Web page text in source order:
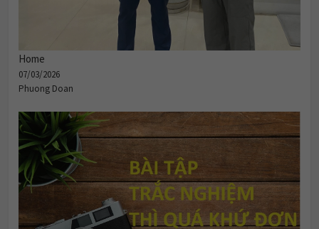
07/03/2026
Phuong Doan